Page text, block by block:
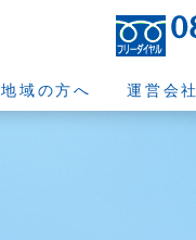
地域の方へ 運営会社